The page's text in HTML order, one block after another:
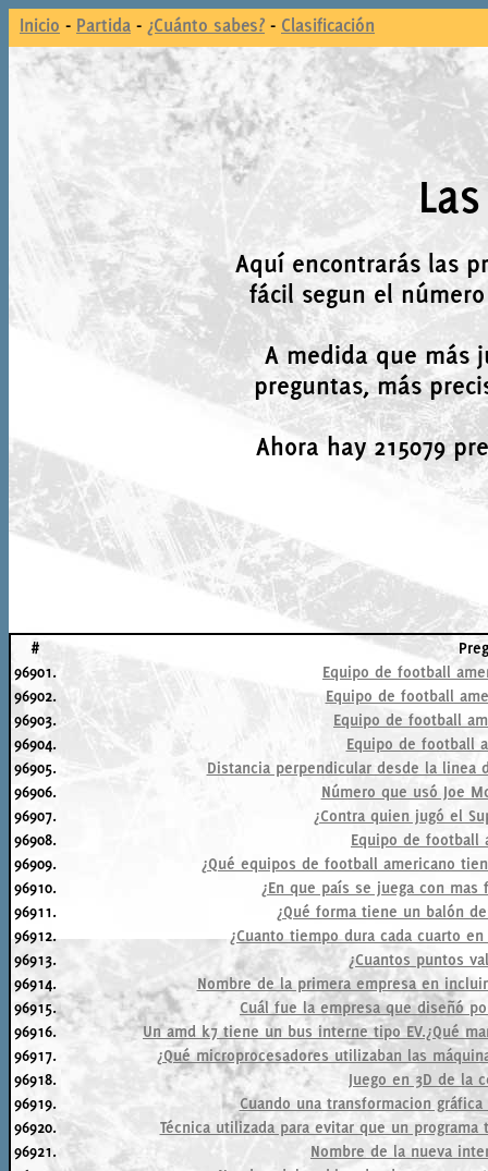
Inicio - Partida - ¿Cuánto sabes? - Clasificación
Aquí encontrarás las
fácil segun el
A medida que más
preguntas, más
Ahora hay 215079
#
96901.
Equipo de football
96902.
Equipo de football
96903.
Equipo de football
96904.
Equipo de football
96905.
Distancia perpendicular desde la
96906.
Número que usó Joe
96907.
¿Contra quien jugó el
96908.
Equipo de football
96909.
¿Qué equipos de football americano
96910.
¿En que país se juega con
96911.
¿Qué forma tiene un balón
96912.
¿Cuanto tiempo dura cada cuarto
96913.
¿Cuantos puntos
96914.
Nombre de la primera empresa en
96915.
Cuál fue la empresa que diseñó
96916.
Un amd k7 tiene un bus interne tipo EV.¿Qué
96917.
¿Qué microprocesadores utilizaban las
96918.
Juego en 3D de la
96919.
Cuando una transformacion
96920.
Técnica utilizada para evitar que un
96921.
Nombre de la nueva